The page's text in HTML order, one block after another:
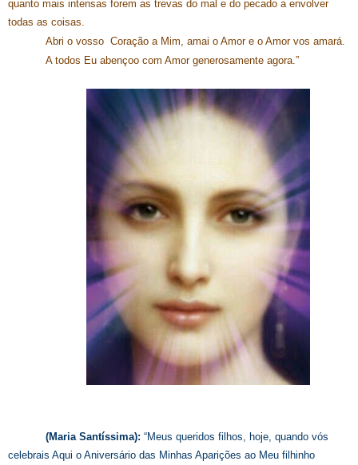
quanto mais intensas forem as trevas do mal e do pecado a envolver
todas as coisas.
Abri o vosso Coração a Mim, amai o Amor e o Amor vos amará.
A todos Eu abençoo com Amor generosamente agora.”
(Maria Santíssima): “Meus queridos filhos, hoje, quando vós
celebrais Aqui o Aniversário das Minhas Aparições ao Meu filhinho